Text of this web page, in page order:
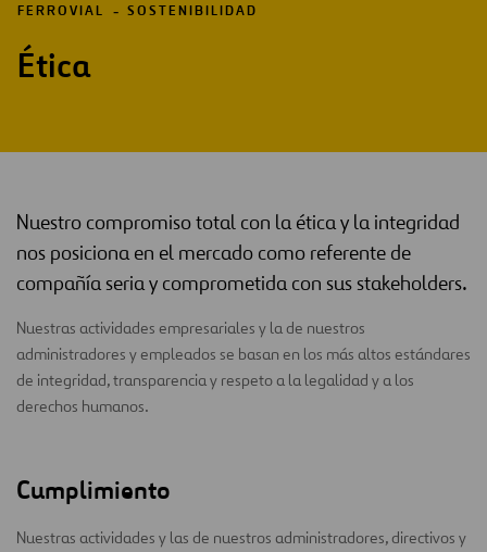
FERROVIAL SOSTENIBILIDAD
Ética
Nuestro compromiso total con la ética y la integridad
nos posiciona en el mercado como referente de
compañía seria y comprometida con sus stakeholders.
Nuestras actividades empresariales y la de nuestros
administradores y empleados se basan en los más altos estándares
de integridad, transparencia y respeto a la legalidad y a los
derechos humanos.
Cumplimiento
Nuestras actividades y las de nuestros administradores, directivos y